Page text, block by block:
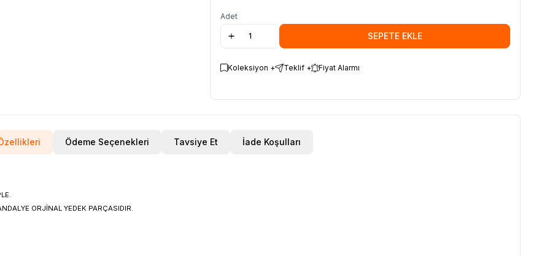
Adet
SEPETE EKLE
Koleksiyon + Teklif + Fiyat Alarmı
Ödeme Seçenekleri Tavsiye Et İade Koşulları
ORJİNAL YEDEK PARÇASIDIR.